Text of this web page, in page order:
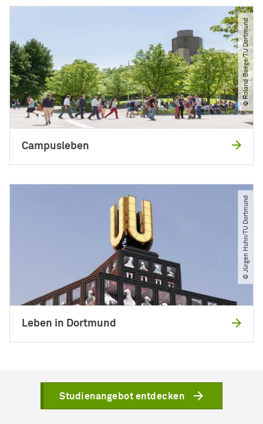
© Roland Baege​/​TU Dortmund
Campusleben
© Jürgen Huhn​/​TU Dortmund
Leben in Dortmund
Studienangebot entdecken